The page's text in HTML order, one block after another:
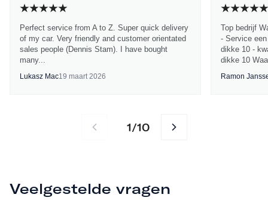
Perfect service from A to Z. Super quick delivery
of my car. Very friendly and customer orientated
sales people (Dennis Stam). I have bought
many...
Lukasz Mac19 maart 2026
Top bedrijf
- Service
dikke 10 -
dikke 10
Ramon
1/10
Veelgestelde vragen